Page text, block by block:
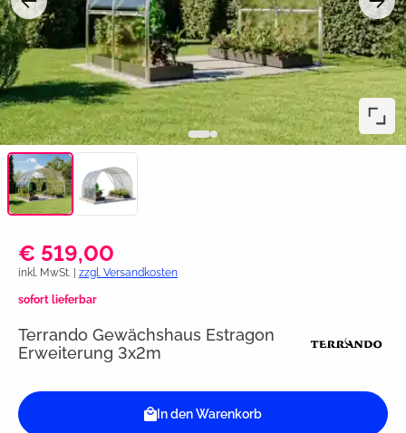
€ 519,00
inkl. MwSt. | zzgl. Versandkosten
sofort lieferbar
Terrando Gewächshaus Estragon
Erweiterung 3x2m
In den Warenkorb